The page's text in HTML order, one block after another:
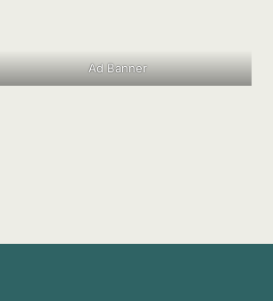
Ad Banner